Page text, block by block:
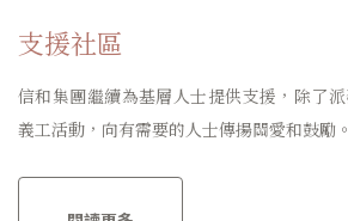
支援社區
信和集團繼續為基層人士提供支援，除了
義工活動，向有需要的人士傳揚關愛和鼓勵。